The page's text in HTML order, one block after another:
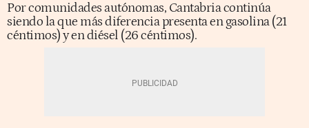
Por comunidades autónomas, Cantabria continúa
siendo la que más diferencia presenta en gasolina (21
céntimos) y en diésel (26 céntimos).